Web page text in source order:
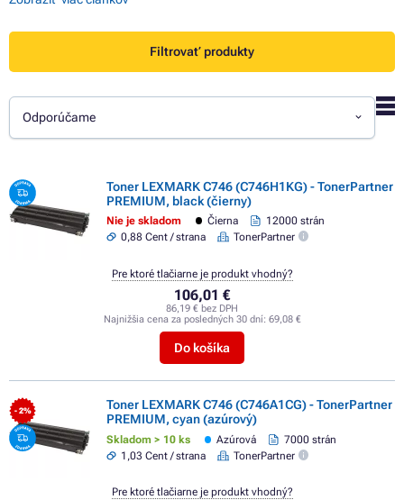
Filtrovať produkty
Odporúčame
Toner LEXMARK C746 (C746H1KG) - TonerPartner
PREMIUM, black (čierny)
Nie je skladom Čierna
12000 strán
0,88 Cent / strana
TonerPartner
106,01 €
86,19 € bez DPH
Najnižšia cena za posledných 30 dní: 69,08 €
Do košíka
Pre ktoré tlačiarne je produkt vhodný?
- 2%
Toner LEXMARK C746 (C746A1CG) - TonerPartner
PREMIUM, cyan (azúrový)
Skladom > 10 ks Azúrová
7000 strán
1,03 Cent / strana
TonerPartner
Pre ktoré tlačiarne je produkt vhodný?